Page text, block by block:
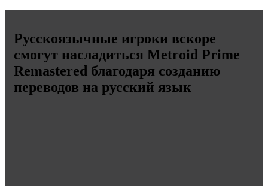
Русскоязычные игроки вскоре
смогут насладиться Metroid Prime
Remastered благодаря созданию
переводов на русский язык